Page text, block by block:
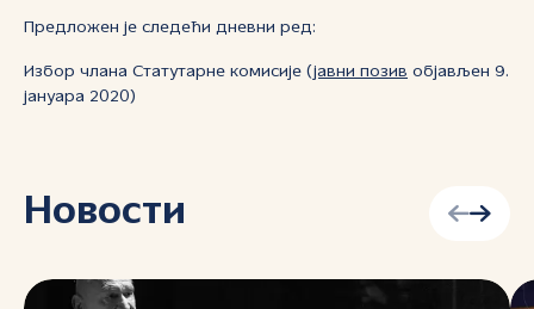
Предложен је следећи дневни ред:
Избор члана Статутарне комисије (јавни позив објављен 9.
јануара 2020)
Новости